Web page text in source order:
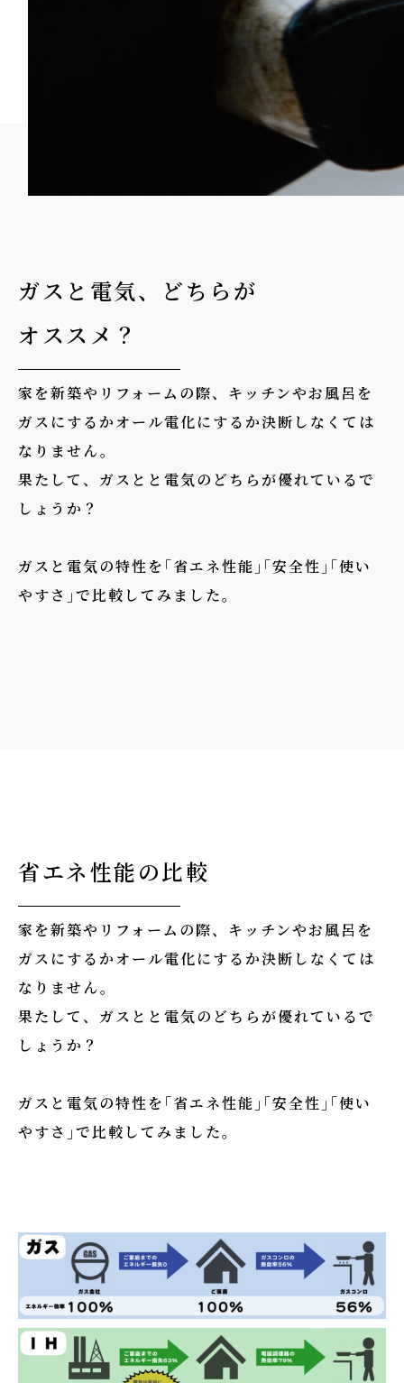
ガスと電気、どちらが
オススメ？
家を新築やリフォームの際、キッチンやお風呂を
ガスにするかオール電化にするか決断しなくては
なりません。
果たして、ガスとと電気のどちらが優れているで
しょうか？
ガスと電気の特性を｢省エネ性能｣｢安全性｣｢使い
やすさ｣で比較してみました。
省エネ性能の比較
家を新築やリフォームの際、キッチンやお風呂を
ガスにするかオール電化にするか決断しなくては
なりません。
果たして、ガスとと電気のどちらが優れているで
しょうか？
ガスと電気の特性を｢省エネ性能｣｢安全性｣｢使い
やすさ｣で比較してみました。